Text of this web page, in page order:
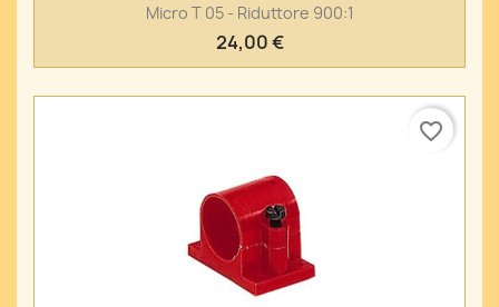
Micro T 05 - Riduttore 900:1
24,00 €
favorite_border